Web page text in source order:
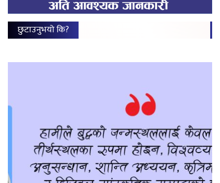
छुटाउनुभयो कि?